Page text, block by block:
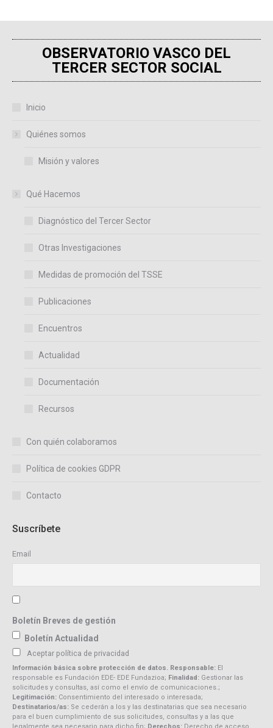
OBSERVATORIO VASCO DEL
TERCER SECTOR SOCIAL
Inicio
Quiénes somos
Misión y valores
Qué Hacemos
Diagnóstico del Tercer Sector
Otras Investigaciones
Medidas de promoción del TSSE
Publicaciones
Encuentros
Actualidad
Documentación
Recursos
Con quién colaboramos
Política de cookies GDPR
Contacto
Suscríbete
Email
Boletín Breves de gestión
Boletín Actualidad
Aceptar política de privacidad
Información básica sobre protección de datos. Responsable: El
responsable es Fundación EDE- EDE Fundazioa; Finalidad: Gestionar las
solicitudes y consultas, así como el envío de comunicaciones.;
Legitimación: Consentimiento del interesado o interesada;
Destinatarios/as: Se cederán a los y las destinatarias que sea necesario
para el buen cumplimiento de sus solicitudes, consultas y a las que